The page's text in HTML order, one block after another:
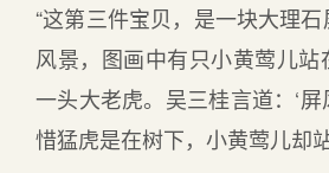
“这第三件宝贝，是一块大理
风景，图画中有只小黄莺儿站
一头大老虎。吴三桂言道：‘
惜猛虎是在树下，小黄莺儿却